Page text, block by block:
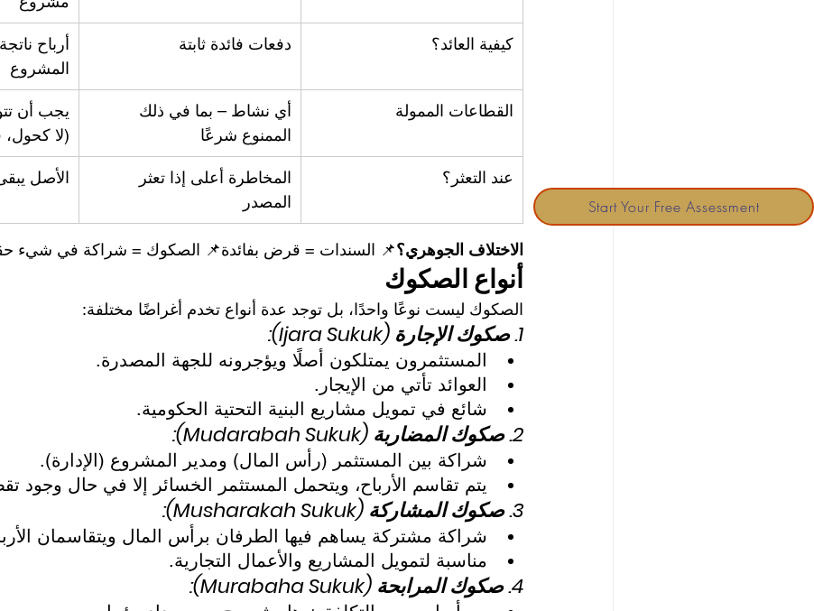
Start Your Free Assessment
أرباح
المشروع
دفعات فائدة ثابتة كيفية العائد؟
يجب أن
(لا كحول،
أي نشاط – بما في ذلك
الممنوع شرعًا
القطاعات الممولة
الأصل
المخاطرة أعلى إذا تعثر
المصدر
عند التعثر؟
الاختلاف الجوهري؟📌 السندات = قرض بفائدة📌 الصكوك = شراكة في شيء
أنواع الصكوك
الصكوك ليست نوعًا واحدًا، بل توجد عدة أنواع تخدم أغراضًا مختلفة:
1. صكوك الإجارة (Ijara Sukuk):
المستثمرون يمتلكون أصلًا ويؤجرونه للجهة المصدرة.
العوائد تأتي من الإيجار.
شائع في تمويل مشاريع البنية التحتية الحكومية.
2. صكوك المضاربة (Mudarabah Sukuk):
شراكة بين المستثمر (رأس المال) ومدير المشروع (الإدارة).
يتم تقاسم الأرباح، ويتحمل المستثمر الخسائر إلا في حال وجود
3. صكوك المشاركة (Musharakah Sukuk):
شراكة مشتركة يساهم فيها الطرفان برأس المال ويتقاسمان
مناسبة لتمويل المشاريع والأعمال التجارية.
4. صكوك المرابحة (Murabaha Sukuk):